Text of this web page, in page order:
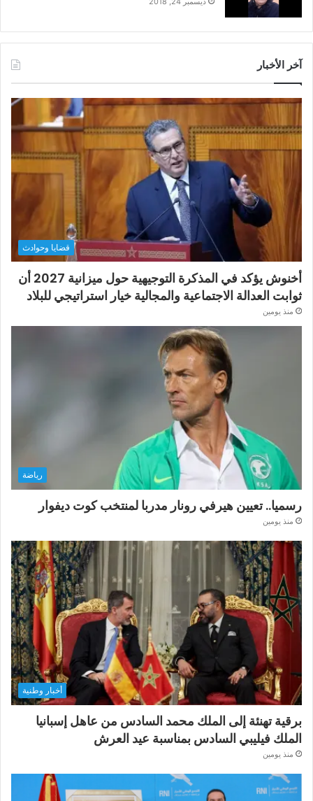
آخر الأخبار
قضايا وحوادث
أخنوش يؤكد في المذكرة التوجيهية حول ميزانية 2027 أن
ثوابت العدالة الاجتماعية والمجالية خيار استراتيجي للبلاد
منذ يومين
رياضة
رسميا.. تعيين هيرفي رونار مدربا لمنتخب كوت ديفوار
منذ يومين
أخبار وطنية
برقية تهنئة إلى الملك محمد السادس من عاهل إسبانيا
الملك فيليبي السادس بمناسبة عيد العرش
منذ يومين